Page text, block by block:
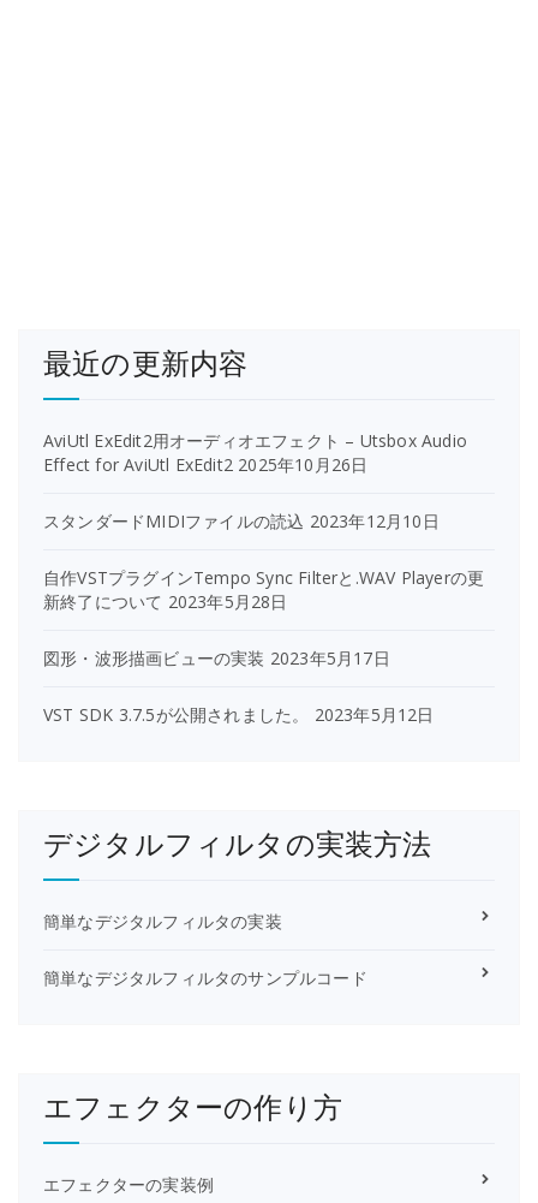
最近の更新内容
AviUtl ExEdit2用オーディオエフェクト – Utsbox Audio
Effect for AviUtl ExEdit2 2025年10月26日
スタンダードMIDIファイルの読込 2023年12月10日
自作VSTプラグインTempo Sync Filterと.WAV Playerの更
新終了について 2023年5月28日
図形・波形描画ビューの実装 2023年5月17日
VST SDK 3.7.5が公開されました。 2023年5月12日
デジタルフィルタの実装方法
簡単なデジタルフィルタの実装
簡単なデジタルフィルタのサンプルコード
エフェクターの作り方
エフェクターの実装例